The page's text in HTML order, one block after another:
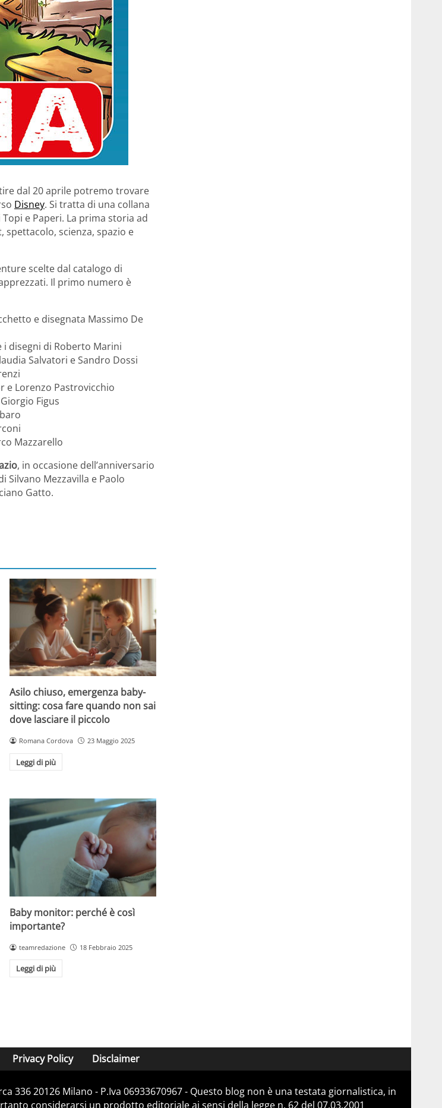
dal 20 aprile potremo trovare
Disney. Si tratta di una collana
e Paperi. La prima storia ad
spettacolo, scienza, spazio e
scelte dal catalogo di
Il primo numero è
e disegnata Massimo De
i disegni di Roberto Marini
Salvatori e Sandro Dossi
e Lorenzo Pastrovicchio
Figus
Mazzarello
, in occasione dell’anniversario
Silvano Mezzavilla e Paolo
Gatto.
Asilo chiuso, emergenza baby-
sitting: cosa fare quando non sai
dove lasciare il piccolo
Romana Cordova 23 Maggio 2025
Leggi di più
Baby monitor: perché è così
importante?
teamredazione 18 Febbraio 2025
Leggi di più
Privacy Policy Disclaimer
336 20126 Milano - P.Iva 06933670967 - Questo blog non è una testata giornalistica, in
considerarsi un prodotto editoriale ai sensi della legge n. 62 del 07.03.2001